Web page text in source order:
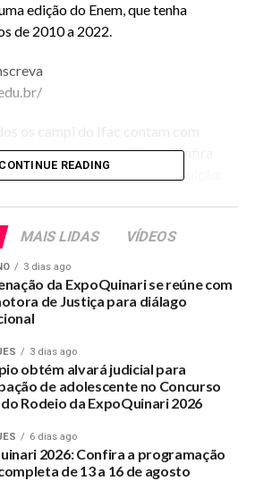
edição do Enem, que tenha
de 2010 a 2022.
para a comunidade. Confira
em cada unidade da instituição:
– vespertino)
Licenciatura em Física (40 vagas –
em Matemática (40 vagas –
Agroecologia (40 vagas
em Processos Escolares (40 vagas –
em Ciências Biológicas
Licenciatura em Matemática (40
em Administração (40
em Sistemas para Internet
CONTINUE READING
MAIS LIDAS VÍDEOS
3 dias ago
da ExpoQuinari se reúne com
de Justiça para diálago
3 dias ago
obtém alvará judicial para
de adolescente no Concurso
do Rodeio da ExpoQuinari 2026
6 dias ago
2026: Confira a programação
de 13 a 16 de agosto